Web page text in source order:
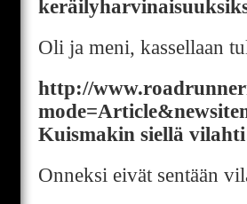
Oli ja meni, kassellaan
http://
Kuismakin siellä
Onneksi eivät sentään